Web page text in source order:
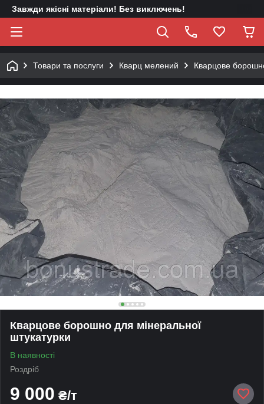
Завжди якісні матеріали! Без виключень!
Товари та послуги Кварц мелений Кварцове
Кварцове борошно для мінеральної
штукатурки
В наявності
Роздріб
9 000 ₴/т